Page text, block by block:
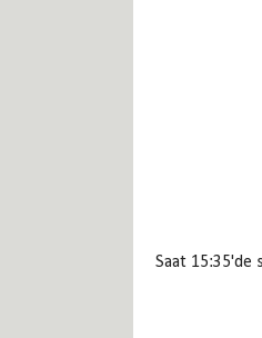
Saat 15:35'de